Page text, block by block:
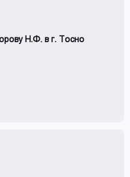
Н.Ф. в г. Тосно